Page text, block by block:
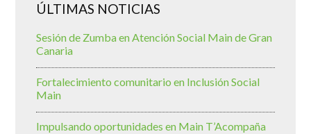
ÚLTIMAS NOTICIAS
Sesión de Zumba en Atención Social Main de Gran
Canaria
Fortalecimiento comunitario en Inclusión Social
Main
Impulsando oportunidades en Main T’Acompaña